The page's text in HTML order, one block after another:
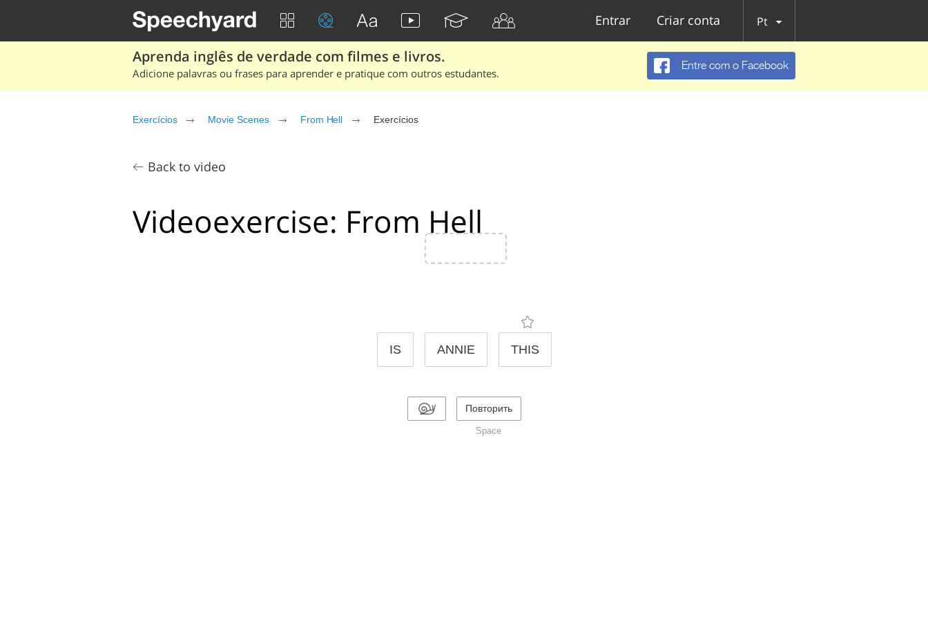
Entrar Criar conta Pt
Aprenda inglês de verdade com filmes e livros.
Adicione palavras ou frases para aprender e pratique com outros estudantes.
Entre com o Facebook
Exercícios Movie Scenes From Hell Exercícios
Back to video
Videoexercise: From Hell
IS ANNIE THIS
Повторить